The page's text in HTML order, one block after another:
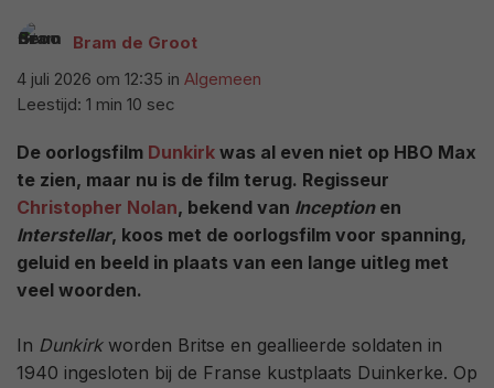
Bram de Groot
4 juli 2026 om 12:35 in Algemeen
Leestijd: 1 min 10 sec
De oorlogsfilm Dunkirk was al even niet op HBO Max
te zien, maar nu is de film terug. Regisseur
Christopher Nolan, bekend van Inceptionen
Interstellar, koos met de oorlogsfilm voor spanning,
geluid en beeld in plaats van een lange uitleg met
veel woorden.
In Dunkirkworden Britse en geallieerde soldaten in
1940 ingesloten bij de Franse kustplaats Duinkerke. Op